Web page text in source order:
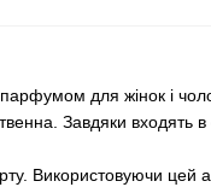
для жінок і
Завдяки
цей